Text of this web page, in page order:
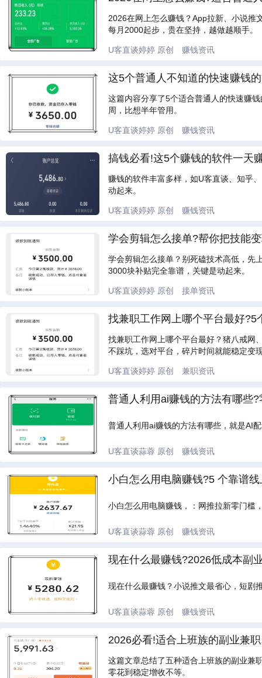
2026在网上怎么赚钱？App拉新、小说推
每月2000起步，贵在坚持，越做越顺手。
U客直谈婷婷 原创 赚钱资讯
这5个普通人不知道的快速赚钱
这篇内容分享了5个适合普通人的快速赚
周，比想半年管用。
U客直谈婷婷 原创 赚钱资讯
搞钱必看!这5个赚钱的软件一天
赚钱的软件丰富多样，如U客直谈、知乎
动起来。
U客直谈婷婷 原创 赚钱资讯
学会剪辑怎么接单?帮你把技能
学会剪辑怎么接单？别死磕技术高低，先
3000块补贴完全靠谱，关键是动起来。
U客直谈婷婷 原创 接单资讯
找兼职工作网上哪个平台最好
找兼职工作网上哪个平台最好？猪八戒网
不踩坑，选对平台，碎片时间就能稳定变
U客直谈婷婷 原创 兼职资讯
普通人利用ai赚钱的方法有哪些
普通人利用ai赚钱的方法有哪些，就是AI
U客直谈蒜蓉 原创 赚钱资讯
小白怎么用电脑赚钱?5 个靠谱
小白怎么用电脑赚钱，：网推拉新零门槛
U客直谈蒜蓉 原创 赚钱资讯
现在什么最赚钱?2026低成本副
现在什么最赚钱？小说推文最省心，短剧
U客直谈蒜蓉 原创 赚钱资讯
2026必看!适合上班族的副业兼
这篇文章总结了五种适合上班族的副业兼
零花到稳定增收不等。